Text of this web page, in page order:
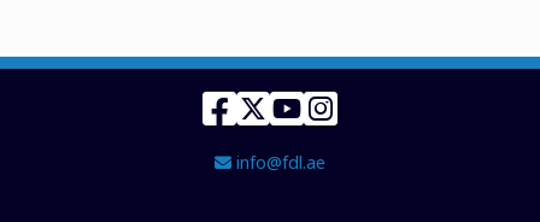
Facebook
Twitter
YouTube
Instagram
Email Address
info@fdl.ae